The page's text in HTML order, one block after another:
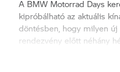
A BMW Motorrad Days
kipróbálható az aktuális
döntésben, hogy milyen
rendezvény előtt néhány